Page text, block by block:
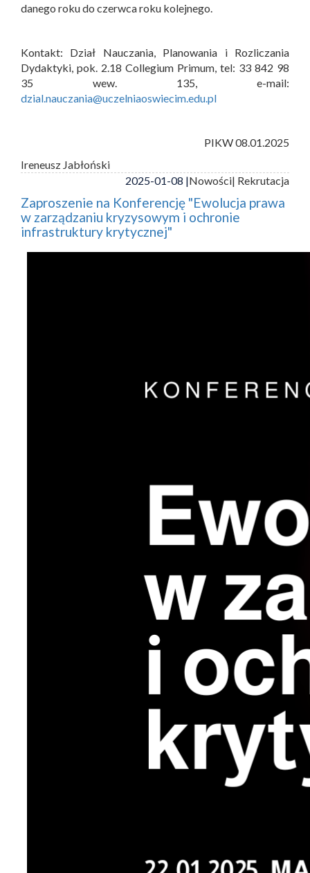
danego roku do czerwca roku kolejnego.
Kontakt: Dział Nauczania, Planowania i Rozliczania
Dydaktyki, pok. 2.18 Collegium Primum, tel: 33 842 98
35 wew. 135, e-mail:
dzial.nauczania@uczelniaoswiecim.edu.pl
PIKW 08.01.2025
Ireneusz Jabłoński
2025-01-08 |Nowości| Rekrutacja
Zaproszenie na Konferencję "Ewolucja prawa
w zarządzaniu kryzysowym i ochronie
infrastruktury krytycznej"